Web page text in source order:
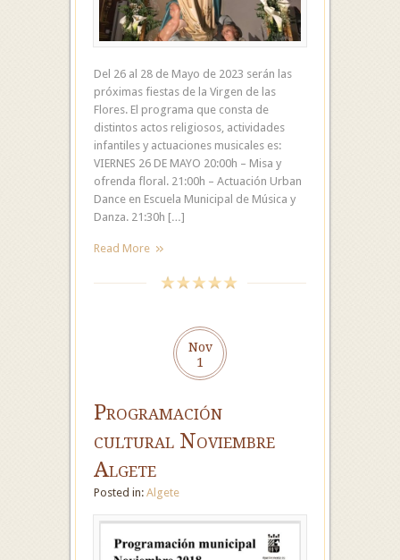
Del 26 al 28 de Mayo de 2023 serán las
próximas fiestas de la Virgen de las
Flores. El programa que consta de
distintos actos religiosos, actividades
infantiles y actuaciones musicales es:
VIERNES 26 DE MAYO 20:00h – Misa y
ofrenda floral. 21:00h – Actuación Urban
Dance en Escuela Municipal de Música y
Danza. 21:30h […]
Read More
Nov
1
Programación
cultural Noviembre
Algete
Posted in: Algete